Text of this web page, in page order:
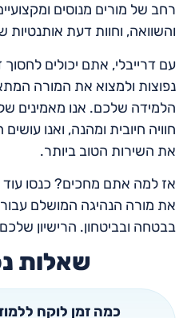
רחב של מורים מנוסים
והשוואה, וחוות דעת אותנטיות
עם דרייבלי, אתם יכולים לחסוך
נפוצות ולמצוא את המורה
הלמידה שלכם. אנו מאמינים
חוויה חיובית ומהנה, ואנו
את השירות הטוב ביותר.
אז למה אתם מחכים? כנסו עוד
את מורה הנהיגה המושלם
בבטחה ובביטחון. הרישיון
שאלות
כמה זמן לוקח